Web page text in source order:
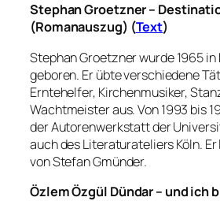
Stephan Groetzner –
(Romanauszug) (Text)
Stephan Groetzner wurde 1965 in
geboren. Er übte verschiedene
Erntehelfer, Kirchenmusiker,
Wachtmeister aus. Von 1993 bis
der Autorenwerkstatt der
auch des Literaturateliers Köln.
von Stefan Gmünder.
Özlem Özgül Dündar – und ich